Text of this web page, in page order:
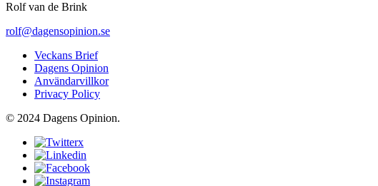
Rolf van de Brink
rolf@dagensopinion.se
Veckans Brief
Dagens Opinion
Användarvillkor
Privacy Policy
© 2024 Dagens Opinion.